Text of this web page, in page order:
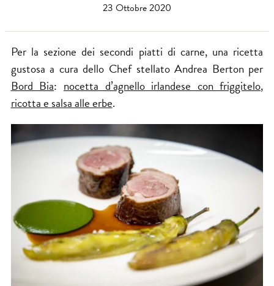
23 Ottobre 2020
Per la sezione dei secondi piatti di carne, una ricetta
gustosa a cura dello Chef stellato Andrea Berton per
Bord Bia:nocetta d’agnello irlandese con friggitelo,
ricotta e salsa alle erbe.